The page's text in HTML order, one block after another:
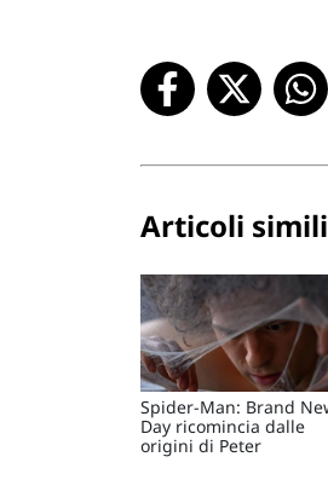
Articoli simili
Spider-Man: Brand
Day ricomincia dalle
origini di Peter